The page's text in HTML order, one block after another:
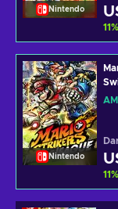
Nintendo
11%
Nintendo
11%